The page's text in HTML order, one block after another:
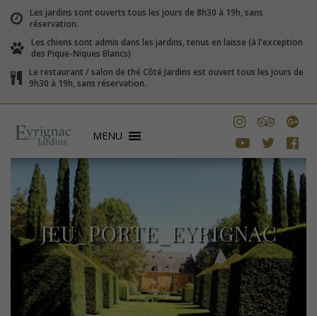
Les jardins sont ouverts tous les jours de 8h30 à 19h, sans
réservation.
Les chiens sont admis dans les jardins, tenus en laisse (à l'exception
des Pique-Niques Blancs)
Le restaurant / salon de thé Côté Jardins est ouvert tous les jours de
9h30 à 19h, sans réservation.
MENU
JEU_PORTE_EYRIGNAC